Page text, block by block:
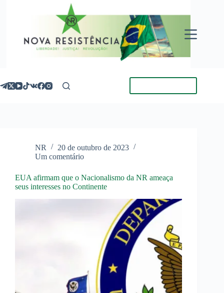
NR
20 de outubro de 2023
Um comentário
EUA afirmam que o Nacionalismo da NR ameaça
seus interesses no Continente